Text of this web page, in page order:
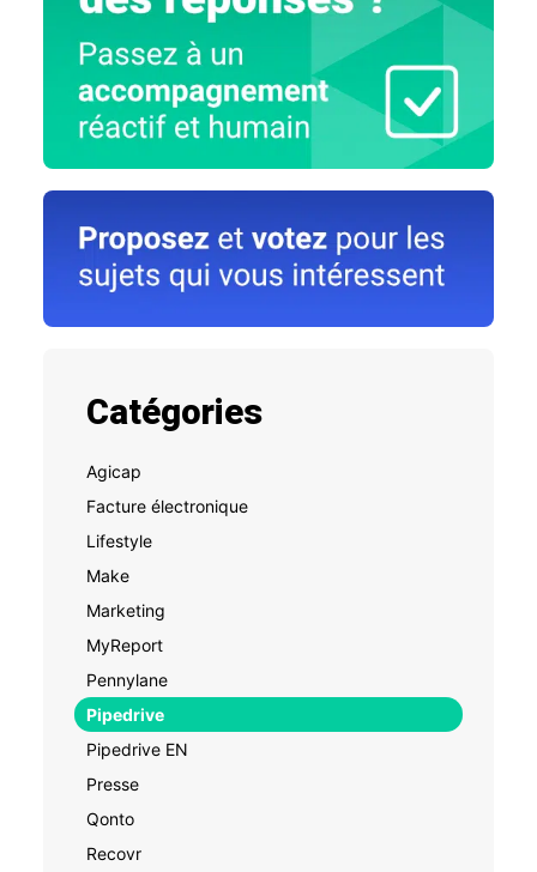
Catégories
Agicap
Facture électronique
Lifestyle
Make
Marketing
MyReport
Pennylane
Pipedrive
Pipedrive EN
Presse
Qonto
Recovr